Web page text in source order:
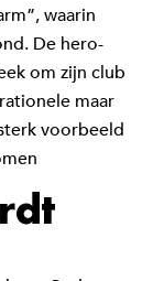
waarin
De hero-
om zijn club
maar
voorbeeld